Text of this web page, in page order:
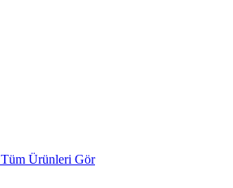
Tüm Ürünleri Gör